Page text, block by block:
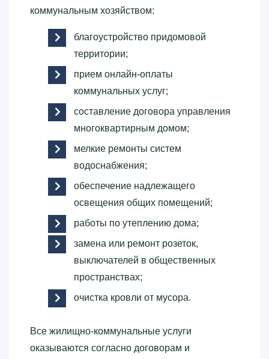
коммунальным хозяйством:
благоустройство придомовой
территории;
прием онлайн-оплаты
коммунальных услуг;
составление договора управления
многоквартирным домом;
мелкие ремонты систем
водоснабжения;
обеспечение надлежащего
освещения общих помещений;
работы по утеплению дома;
замена или ремонт розеток,
выключателей в общественных
пространствах;
очистка кровли от мусора.
Все жилищно-коммунальные услуги
оказываются согласно договорам и